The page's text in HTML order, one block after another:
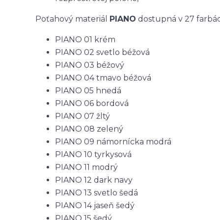
Poťahový materiál PIANO dostupná v 27
PIANO 01 krém
PIANO 02 svetlo béžová
PIANO 03 béžový
PIANO 04 tmavo béžová
PIANO 05 hnedá
PIANO 06 bordová
PIANO 07 žltý
PIANO 08 zelený
PIANO 09 námornícka modrá
PIANO 10 tyrkysová
PIANO 11 modrý
PIANO 12 dark navy
PIANO 13 svetlo šedá
PIANO 14 jaseň šedý